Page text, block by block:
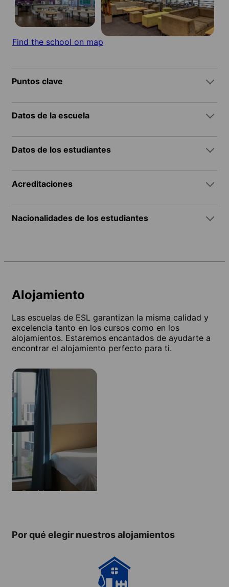
Find the school on map
Puntos clave
Datos de la escuela
Datos de los estudiantes
Acreditaciones
Nacionalidades de los estudiantes
Alojamiento
Las escuelas de ESL garantizan la misma calidad y
excelencia tanto en los cursos como en los
alojamientos. Estaremos encantados de ayudarte a
encontrar el alojamiento perfecto para ti.
Residencia
Por qué elegir nuestros alojamientos